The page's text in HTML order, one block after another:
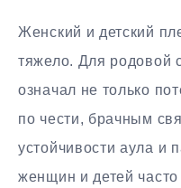
Женский и детский
тяжело. Для родовой
означал не только
по чести, брачным
устойчивости аула и
женщин и детей